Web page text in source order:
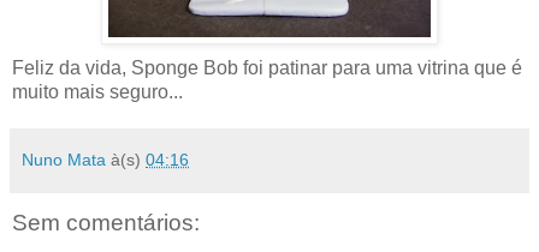
Feliz da vida, Sponge Bob foi patinar para uma vitrina que é
muito mais seguro...
Nuno Mata à(s) 04:16
Sem comentários: